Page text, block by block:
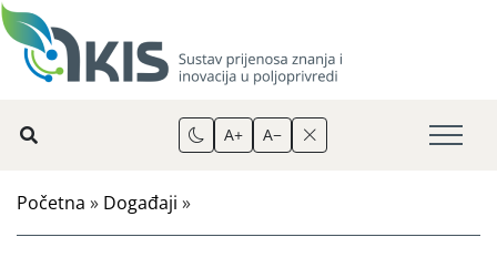
A+ A−
Početna » Događaji »